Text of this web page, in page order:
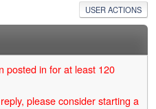
USER ACTIONS
posted in for at least 120
please consider starting a